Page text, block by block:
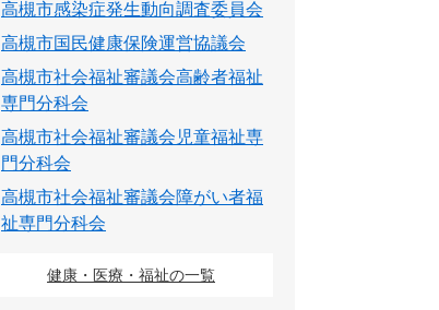
高槻市感染症発生動向調査委員会
高槻市国民健康保険運営協議会
高槻市社会福祉審議会高齢者福祉
専門分科会
高槻市社会福祉審議会児童福祉専
門分科会
高槻市社会福祉審議会障がい者福
祉専門分科会
健康・医療・福祉の一覧